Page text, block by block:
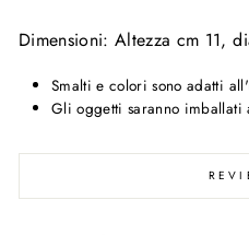
Dimensioni: Altezza cm 11,
Smalti e colori sono adatti
Gli oggetti saranno imballati